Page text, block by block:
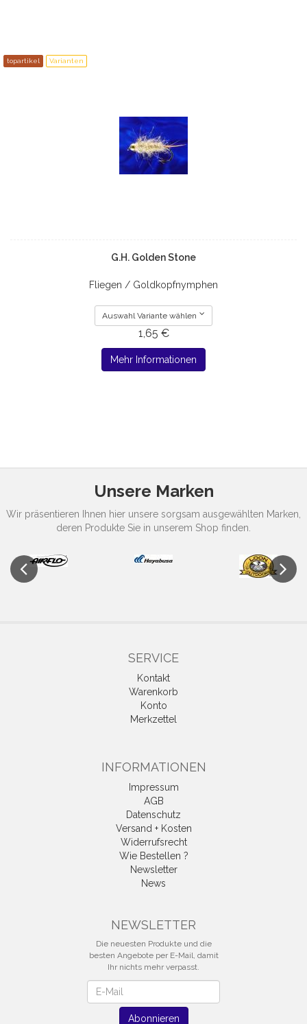
topartikel Varianten
G.H. Golden Stone
Fliegen / Goldkopfnymphen
Auswahl Variante wählen
1,65 €
Mehr Informationen
Unsere Marken
Wir präsentieren Ihnen hier unsere sorgsam ausgewählten Marken,
deren Produkte Sie in unserem Shop finden.
SERVICE
Kontakt
Warenkorb
Konto
Merkzettel
INFORMATIONEN
Impressum
AGB
Datenschutz
Versand + Kosten
Widerrufsrecht
Wie Bestellen ?
Newsletter
News
NEWSLETTER
Die neuesten Produkte und die
besten Angebote per E-Mail, damit
Ihr nichts mehr verpasst.
Abonnieren